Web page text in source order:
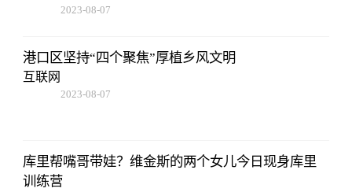
2023-08-07
港口区坚持“四个聚焦”厚植乡风文明
互联网
2023-08-07
库里帮嘴哥带娃？维金斯的两个女儿今日现身库里
训练营